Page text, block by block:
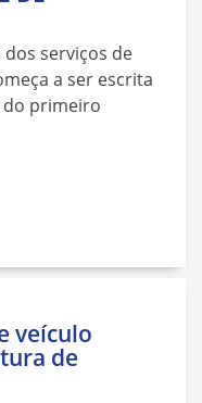
serviços de
a ser escrita
do primeiro
veículo
de